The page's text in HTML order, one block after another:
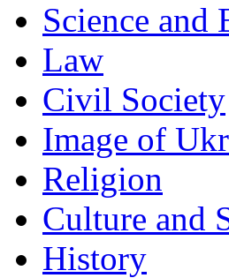
Science and
Law
Civil Society
Image of
Religion
Culture and
History